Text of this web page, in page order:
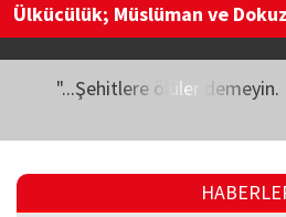
Ülkücülük; Müslüman ve
"...Şehitlere ölüler